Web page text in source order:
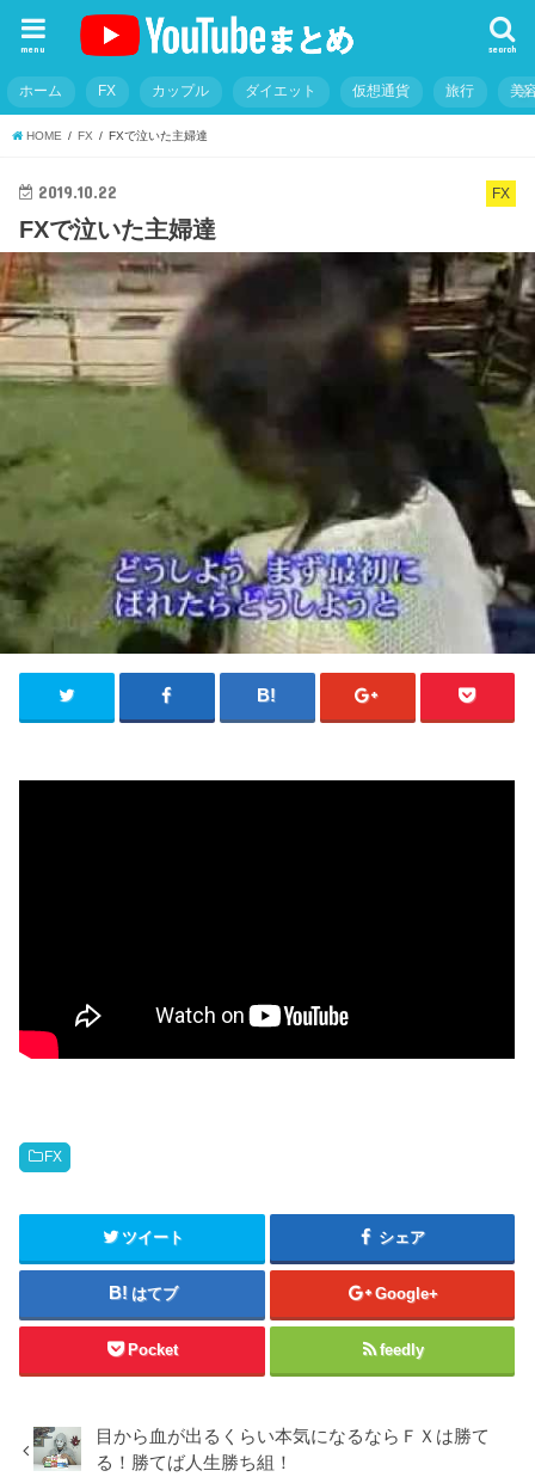
search
menu
ホーム FX カップル ダイエット 仮想通貨 旅行 美
HOME FX FXで泣いた主婦達
FX
2019.10.22
FXで泣いた主婦達
FX
ツイート シェア
はてブ Google+
Pocket feedly
目から血が出るくらい本気になるならＦＸは勝て
る！勝てば人生勝ち組！